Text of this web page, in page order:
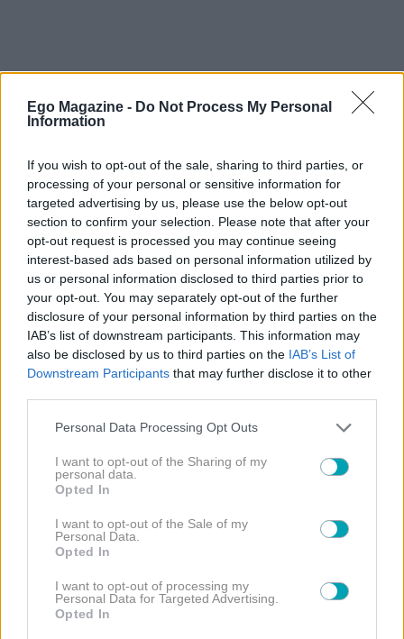
Ego Magazine - Do Not Process My Personal
Information
If you wish to opt-out of the sale, sharing to third parties, or
processing of your personal or sensitive information for
targeted advertising by us, please use the below opt-out
section to confirm your selection. Please note that after your
opt-out request is processed you may continue seeing
interest-based ads based on personal information utilized by
us or personal information disclosed to third parties prior to
your opt-out. You may separately opt-out of the further
disclosure of your personal information by third parties on the
IAB’s list of downstream participants. This information may
also be disclosed by us to third parties on the IAB’s List of
Downstream Participants that may further disclose it to other
Please note that this website/app uses one or more Google
not limited to your visit or usage behaviour. You may click to
grant or deny consent to Google and its third-party tags to
use your data for below specified purposes in below Google
consent section.
Personal Data Processing Opt Outs
I want to opt-out of the Sharing of my
personal data.
Opted In
I want to opt-out of the Sale of my
Personal Data.
Opted In
I want to opt-out of processing my
Personal Data for Targeted Advertising.
Opted In
NEWS
Εσπευσμένα στο νοσοκομείο η Ιωάννα Τούνη -Τι
συνέβη